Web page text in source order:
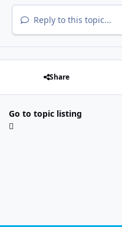
Reply to this topic...
Share
Go to topic listing